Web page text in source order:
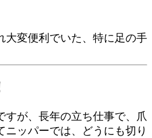
大変便利でいた、特に足の手
すが、長年の立ち仕事で、爪
ニッパーでは、どうにも切り